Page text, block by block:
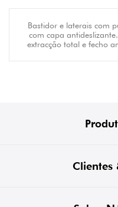
Bastidor e laterais com
com capa
extracção total e fecho
Clientes